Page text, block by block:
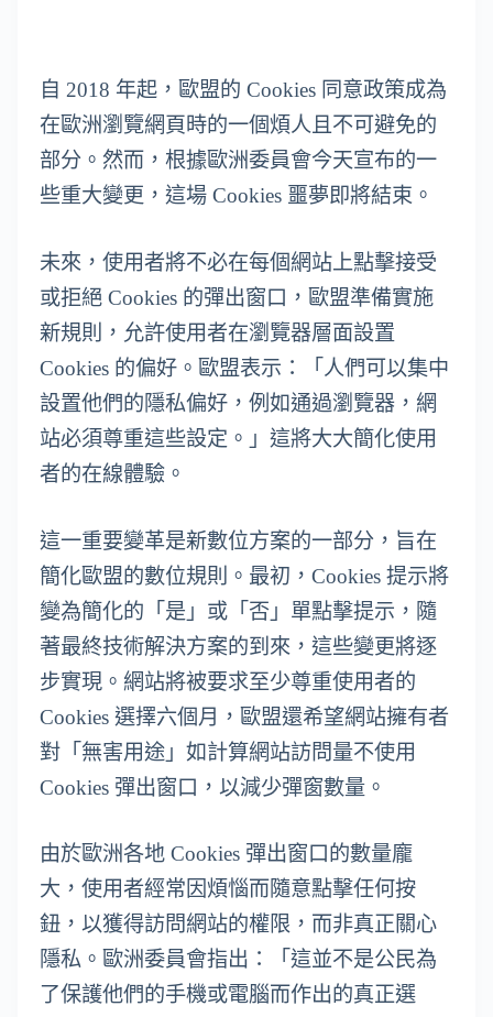
自 2018 年起，歐盟的 Cookies 同意政策成為
在歐洲瀏覽網頁時的一個煩人且不可避免的
部分。然而，根據歐洲委員會今天宣布的一
些重大變更，這場 Cookies 噩夢即將結束。
未來，使用者將不必在每個網站上點擊接受
或拒絕 Cookies 的彈出窗口，歐盟準備實施
新規則，允許使用者在瀏覽器層面設置
Cookies 的偏好。歐盟表示：「人們可以集中
設置他們的隱私偏好，例如通過瀏覽器，網
站必須尊重這些設定。」這將大大簡化使用
者的在線體驗。
這一重要變革是新數位方案的一部分，旨在
簡化歐盟的數位規則。最初，Cookies 提示將
變為簡化的「是」或「否」單點擊提示，隨
著最終技術解決方案的到來，這些變更將逐
步實現。網站將被要求至少尊重使用者的
Cookies 選擇六個月，歐盟還希望網站擁有者
對「無害用途」如計算網站訪問量不使用
Cookies 彈出窗口，以減少彈窗數量。
由於歐洲各地 Cookies 彈出窗口的數量龐
大，使用者經常因煩惱而隨意點擊任何按
鈕，以獲得訪問網站的權限，而非真正關心
隱私。歐洲委員會指出：「這並不是公民為
了保護他們的手機或電腦而作出的真正選